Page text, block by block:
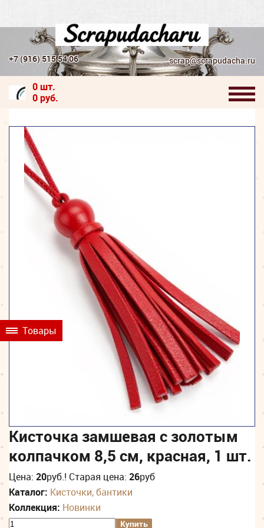
+7 (916) 515 54 06 scrap@scrapudacha.ru
0 шт.
0 руб.
Кисточка замшевая с золотым
колпачком 8,5 см, красная, 1 шт.
Цена: 20руб.! Старая цена: 26руб
Каталог: Кисточки, бантики
Коллекция: Новинки
Товары